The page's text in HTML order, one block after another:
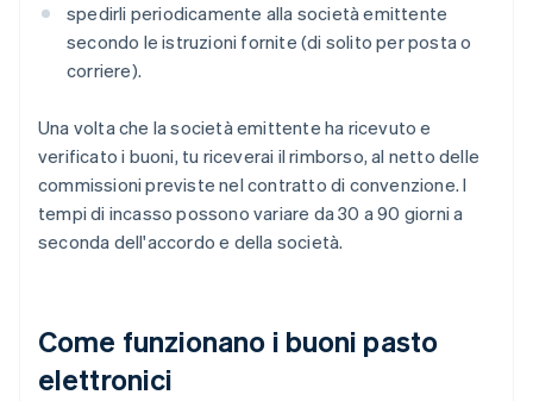
spedirli periodicamente alla società emittente
secondo le istruzioni fornite (di solito per posta o
corriere).
Una volta che la società emittente ha ricevuto e
verificato i buoni, tu riceverai il rimborso, al netto delle
commissioni previste nel contratto di convenzione. I
tempi di incasso possono variare da 30 a 90 giorni a
seconda dell'accordo e della società.
Come funzionano i buoni pasto
elettronici